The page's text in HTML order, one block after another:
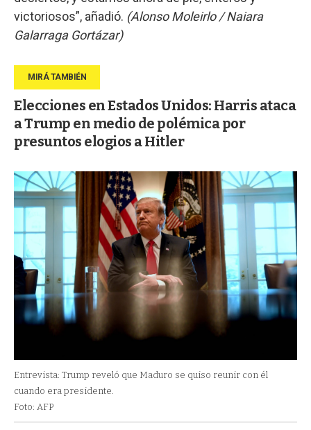
victoriosos”, añadió. (Alonso Moleirlo / Naiara
Galarraga Gortázar)
Elecciones en Estados Unidos: Harris ataca
a Trump en medio de polémica por
presuntos elogios a Hitler
Entrevista: Trump reveló que Maduro se quiso reunir con él
cuando era presidente.
Foto: AFP